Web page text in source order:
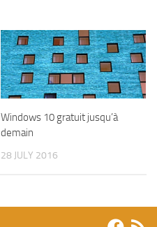
Windows 10 gratuit jusqu’à
demain
28 JULY 2016